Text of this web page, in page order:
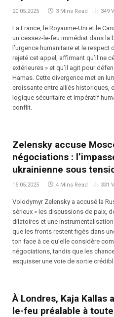
20.05.2025 3 Mins Read 349
La France, le Royaume-Uni et le
un cessez-le-feu immédiat dans la
l’urgence humanitaire et le respect
rejeté cet appel, affirmant qu’il ne
extérieures » et qu’il agit pour
Hamas. Cette divergence met en
croissante entre alliés historiques,
logique sécuritaire et impératif
conflit.
Zelensky accuse
négociations :
ukrainienne sous
15.05.2025 4 Mins Read 331
Volodymyr Zelensky a accusé la
sérieux » les discussions de paix,
dilatoires et une
que les fronts restent figés dans
ton face à ce qu’elle considère
négociations, tandis que les
esquisser une voie de sortie
À Londres, Kaja Kallas
le-feu préalable à